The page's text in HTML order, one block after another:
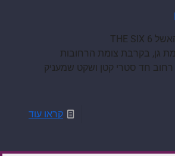
אשל 6 רמת גן, בקרבת צומת הרחובות
רחוב חד סטרי קטן ושקט שמעניק
קראו עוד